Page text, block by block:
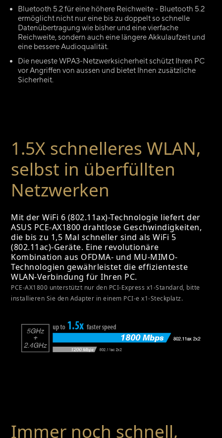
Bluetooth 5.2 für eine höhere Reichweite - Bluetooth 5.2
ermöglicht nicht nur eine bis zu doppelt so schnelle
Datenübertragung wie bisher und eine vierfache
Reichweite, sondern auch eine längere Akkulaufzeit und
eine bessere Audioqualität.
Die neueste WPA3-Netzwerksicherheit schützt Ihren PC
vor Angriffen von aussen und bietet Ihnen zusätzliche
Sicherheit.
1.5X schnelleres WLAN,
selbst in überfüllten
Netzwerken
Mit der WiFi 6 (802.11ax)-Technologie liefert der
ASUS PCE-AX1800 drahtlose Geschwindigkeiten,
die bis zu 1,5 Mal schneller sind als WiFi 5
(802.11ac)-Geräte. Eine revolutionäre
Kombination aus OFDMA- und MU-MIMO-
Technologien gewährleistet die effizienteste
WLAN-Verbindung für Ihren PC.
PCE-AX1800 unterstützt nur den PCI-Express x1-Standard, bitte
installieren Sie den Adapter in einem PCI-e x1-Steckplatz.
Immer noch schnell,